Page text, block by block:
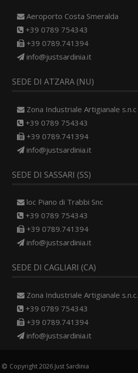
Aeroporto Costa Smeralda
+39 0789 754343
+39 0789.741394
info@justsardinia.it
SEDE DI ATZARA (NU)
Zona Industriale Artigianale s.n.c
+39 0789 754343
+39 0789.741394
info@justsardinia.it
SEDE DI SASSARI (SS)
loc Piano di Trabbi Snc
+39 0789 754343
+39 0789.741394
info@justsardinia.it
SEDE DI CAGLIARI (CA)
Zona Industriale Artigianale s.n.c.
+39 0789 754343
+39 0789.741394
info@justsardinia.it
Copyright 2026 Just Sardinia